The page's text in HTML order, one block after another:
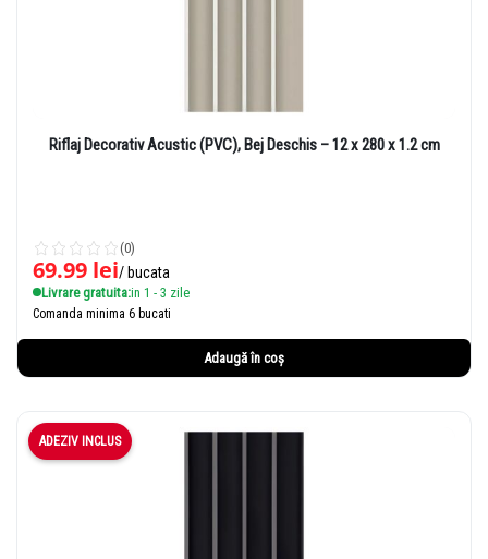
Riflaj Decorativ Acustic (PVC), Bej Deschis – 12 x 280 x 1.2 cm
(0)
69.99 lei/ bucata
Livrare gratuita:in 1 - 3 zile
Comanda minima 6 bucati
Adaugă în coș
ADEZIV INCLUS